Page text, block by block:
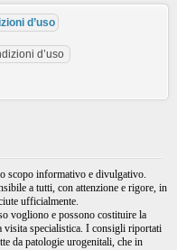
scopo informativo e divulgativo.
a tutti, con attenzione e rigore, in
ufficialmente.
vogliono e possono costituire la
visita specialistica. I consigli riportati
da patologie urogenitali, che in